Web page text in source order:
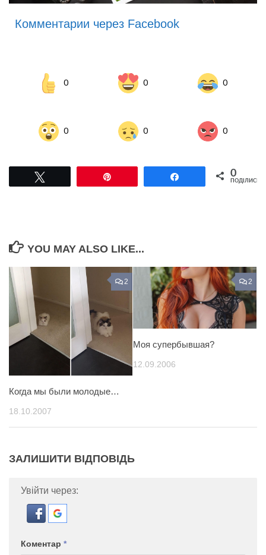
Комментарии через Facebook
0 0 0
0 0 0
Поділитися0
ПОДІЛИСЬ
YOU MAY ALSO LIKE...
2
Когда мы были молодые…
18.10.2007
2
Моя супербывшая?
12.09.2006
ЗАЛИШИТИ ВІДПОВІДЬ
Увійти через:
Коментар *